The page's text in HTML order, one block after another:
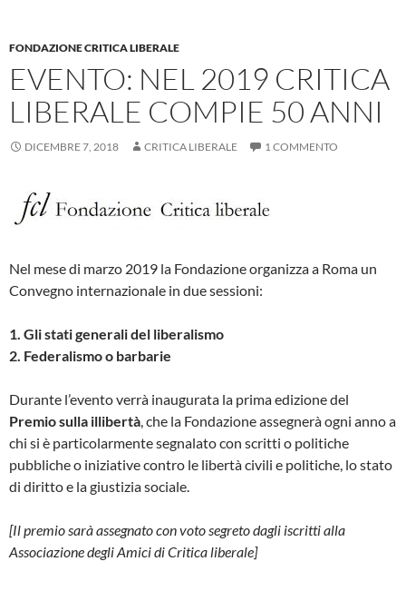
FONDAZIONE CRITICA LIBERALE
EVENTO: NEL 2019 CRITICA
LIBERALE COMPIE 50 ANNI
DICEMBRE 7, 2018 CRITICA LIBERALE 1 COMMENTO
Nel mese di marzo 2019 la Fondazione organizza a Roma un
Convegno internazionale in due sessioni:
1. Gli stati generali del liberalismo
2. Federalismo o barbarie
Durante l’evento verrà inaugurata la prima edizione del
Premio sulla illibertà, che la Fondazione assegnerà ogni anno a
chi si è particolarmente segnalato con scritti o politiche
pubbliche o iniziative contro le libertà civili e politiche, lo stato
di diritto e la giustizia sociale.
[Il premio sarà assegnato con voto segreto dagli iscritti alla
Associazione degli Amici di Critica liberale]